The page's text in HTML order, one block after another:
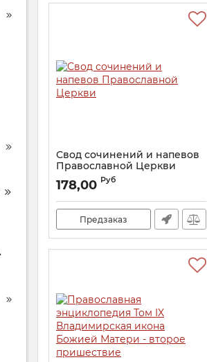
Свод сочинений и напевов
Православной Церкви
Артикул: 2564
178,00 Руб
Предзаказ